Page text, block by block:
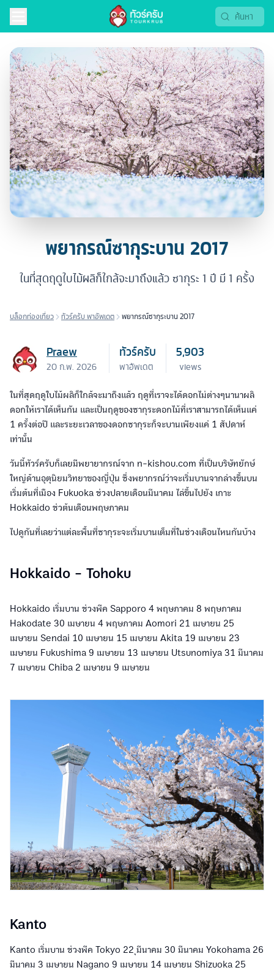
พยากรณ์ซากุระบาน 2017
ในที่สุดฤดูใบไม้ผลิก็ใกล้จะมาถึงแล้ว ซากุระ 1 ปี มี 1 ครั้ง
บล็อกท่องเที่ยว ทัวร์ครับ พาอัพเดต พยากรณ์ซากุระบาน 2017
Praew
20 ก.พ. 2026
ทัวร์ครับ
พาอัพเดต
5,903
views
ในที่สุดฤดูใบไม้ผลิก็ใกล้จะมาถึงแล้ว ฤดูที่เราจะได้ดอกไม่ต่างๆนานาผลิ
ดอกให้เราได้เห็นกัน และเป็นฤดูของซากุระดอกไม้ที่เราสามารถได้เห็นแค่
1 ครั้งต่อปี และระยะเวลาของดอกซากุระก็จะบานเพียงแค่ 1 สัปดาห์
เท่านั้น
วันนี้ทัวร์ครับก็เลยมีพยายากรณ์จาก n-kishou.com ที่เป็นบริษัทยักษ์
ใหญ่ด้านอุตุนิยมวิทยาของญี่ปุ่น ซึ่งพยากรณ์ว่าจะเริ่มบานจากล่างขึ้นบน
เริ่มต้นที่เมือง Fukuoka ช่วงปลายเดือนมีนาคม ไล่ขึ้นไปยัง เกาะ
Hokkaido ช่วต้นเดือนพฤษภาคม
ไปดูกันที่เลยว่าแต่ละพื้นที่ซากุระจะเริ่มบานเต็มที่ในช่วงเดือนไหนกันบ้าง
Hokkaido - Tohoku
Hokkaido เริ่มบาน ช่วงพีค Sapporo 4 พฤษภาคม 8 พฤษภาคม
Hakodate 30 เมษายน 4 พฤษภาคม Aomori 21 เมษายน 25
เมษายน Sendai 10 เมษายน 15 เมษายน Akita 19 เมษายน 23
เมษายน Fukushima 9 เมษายน 13 เมษายน Utsunomiya 31 มีนาคม
7 เมษายน Chiba 2 เมษายน 9 เมษายน
Kanto
Kanto เริ่มบาน ช่วงพีค Tokyo 22 ุมีนาคม 30 มีนาคม Yokohama 26
มีนาคม 3 เมษายน Nagano 9 เมษายน 14 เมษายน Shizuoka 25